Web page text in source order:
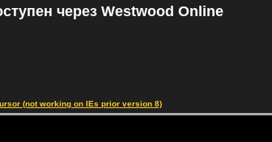
через Westwood Online
(not working on IEs prior version 8)